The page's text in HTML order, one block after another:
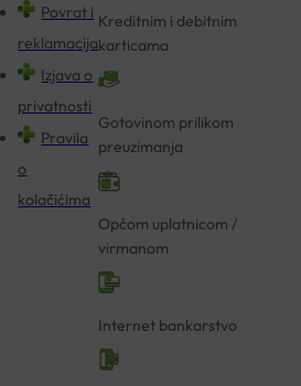
Povrat i
reklamacija
Izjava o
privatnosti
Pravila
o
kolačićima
Kreditnim i debitnim
karticama
Gotovinom prilikom
preuzimanja
Općom uplatnicom /
virmanom
Internet bankarstvo